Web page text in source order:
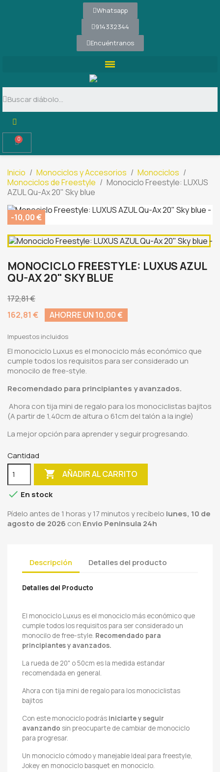
Whatsapp
914332344
Encuéntranos
Inicio Monociclos y Accesorios
Monociclos
Monociclos de Freestyle
Monociclo Freestyle: LUXUS
AZUL Qu-Ax 20" Sky blue
-10,00 €
MONOCICLO FREESTYLE: LUXUS AZUL
QU-AX 20" SKY BLUE
172,81 €
162,81 €
AHORRE UN 10,00 €
Impuestos incluidos
El monociclo Luxus es el monociclo más económico que
cumple todos los requisitos para ser considerado un
monocilo de free-style.
Recomendado para principiantes y avanzados.
Ahora con tija mini de regalo para los monociclistas bajitos
(A partir de 1,40cm de altura o 61cm del talón a la ingle)
La mejor opción para aprender y seguir progresando.
Cantidad
 AÑADIR AL CARRITO
 En stock
Pídelo antes de 1 horas y 17 minutosy recíbelo lunes, 10 de
agosto de 2026 con Envio Peninsula 24h
Descripción Detalles del producto
Detalles del Producto
El monociclo Luxus es el monociclo más económico que
cumple todos los requisitos para ser considerado un
monocilo de free-style. Recomendado para
principiantes y avanzados.
La rueda de 20" o 50cm es la medida estandar
recomendada en general.
Ahora con tija mini de regalo para los monociclistas
bajitos
Con este monociclo podrás iniciarte y seguir
avanzando sin preocuparte de cambiar de monociclo
para progresar.
Un monociclo cómodo y manejable Ideal para freestyle,
Jokey en monociclo basquet en monociclo.